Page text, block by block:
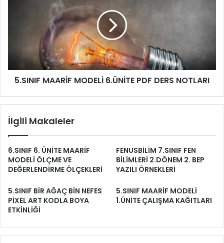
5.SINIF MAARİF MODELİ 6.ÜNİTE PDF DERS NOTLARI
İlgili Makaleler
6.SINIF 6. ÜNİTE MAARİF
MODELİ ÖLÇME VE
DEĞERLENDİRME ÖLÇEKLERİ
FENUSBİLİM 7.SINIF FEN
BİLİMLERİ 2.DÖNEM 2. BEP
YAZILI ÖRNEKLERİ
5.SINIF BİR AĞAÇ BİN NEFES
PİXEL ART KODLA BOYA
ETKİNLİĞİ
5.SINIF MAARİF MODELİ
1.ÜNİTE ÇALIŞMA KAĞITLARI